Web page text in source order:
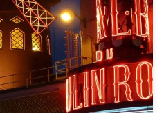
i servizi sessuali outdoor e
e Enrico Petrilli La presente voce
in cui sono venduti e acquistati
e indiretti attraverso le dinamiche
soggiaciono a tale fenomeno. Nei